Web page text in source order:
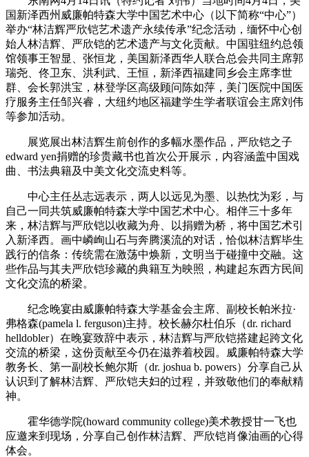
国新泽西州威廉帕特森大学中国艺术中心（以下简称“中心”）
举办“林洁辉严欣铠艺术遗产永续传承”纪念活动，缅怀中心创
始人林洁辉、严欣铠的艺术遗产与文化贡献。中国驻纽约总领
馆领事王智显、张恒龙，美国新泽西华人联合总会共同主席郭
瑞尧、佟卫东、洪利武、王恒，新泽西福建同乡会主席李世
群、会长郭洪宝，林登学区高级顾问陈如萍，美门医院中国医
疗服务主任邹兴睿，大纽约地区福建学生学者联谊会主席刘伟
等参加活动。
展览展出林洁辉生前创作的多幅水墨作品，严欣铠之子
edward yen捐赠的珍贵藏书也首次公开展示，内容涵盖中国戏
曲、书法典籍及中美文化交流史料等。
中心主任丛志远表示，两人以远见为墨、以热忱为彩，与
自己一同共筑威廉帕特森大学中国艺术中心。相伴三十多年
来，林洁辉与严欣铠以收藏为舟、以捐赠为桥，将中国艺术引
入新泽西。画中嶙峋山石与奔腾溪流的对话，恰似林洁辉毕生
践行的信条：传统需在激荡中焕新，文明当于碰撞中交融。这
些作品与其夫严欣铠珍藏的典籍互为映照，构建起东西方民间
文化交流的桥梁。
纪念晚宴由威廉帕特森大学基金会主席、副校长帕米拉·
弗格森(pamela l. ferguson)主持。校长赫尔杜伯乐（dr. richard
helldobler）在晚宴致辞中表示，林洁辉与严欣铠搭建起跨文化
交流的桥梁，这份贡献至今仍在滋养着校园。威廉帕特森大学
教务长、第一副校长鲍尔斯（dr. joshua b. powers）分享自己从
认识到了解林洁辉、严欣铠夫妇的过程，并致敬他们的奉献精
神。
霍华德学院(howard community college)美术教授甘一飞也
应邀来到现场，分享自己创作林洁辉、严欣铠肖像油画的心得
体会。